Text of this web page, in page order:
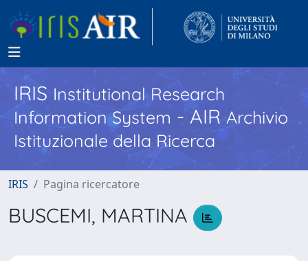
IRISInstitutional Research
Information System - AIR Archivio
Istituzionale della Ricerca
IRIS Pagina ricercatore
BUSCEMI, MARTINA